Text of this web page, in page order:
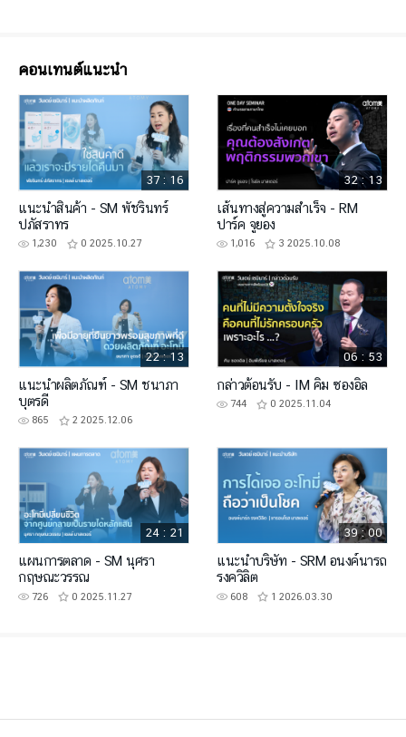
คอนเทนต์แนะนำ
แนะนำสินค้า - SM พัชรินทร์
ปภัสราทร
1,230 0 2025.10.27
37 : 16
เส้นทางสู่ความสำเร็จ - RM
ปาร์ค จูยอง
1,016 3 2025.10.08
32 : 13
แนะนำผลิตภัณฑ์ - SM ชนาภา
บุตรดี
865 2 2025.12.06
22 : 13
กล่าวต้อนรับ - IM คิม ซองอิล
744 0 2025.11.04
06 : 53
แผนการตลาด - SM นุศรา
กฤษณะวรรณ
726 0 2025.11.27
24 : 21
แนะนำบริษัท - SRM อนงค์นารถ
รงควิลิต
608 1 2026.03.30
39 : 00